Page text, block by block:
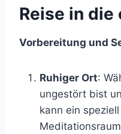
Reise in die
Vorbereitung und
Ruhiger Ort:
ungestört bist
kann ein